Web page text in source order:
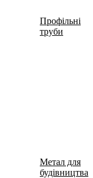
Профільні
труби
Метал для
будівництва